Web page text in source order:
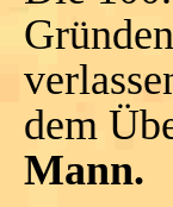
dem
Mann.